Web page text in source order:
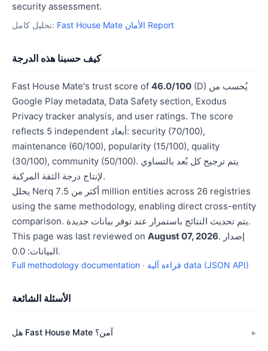
security assessment.
تحليل كامل: Fast House Mate الأمان Report
كيف حسبنا هذه الدرجة
Fast House Mate's trust score of 46.0/100 (D) يُحسب من
Google Play metadata, Data Safety section, Exodus
Privacy tracker analysis, and user ratings. The score
reflects 5 independent أبعاد: security (70/100),
maintenance (60/100), popularity (15/100), quality
(30/100), community (50/100). يتم ترجيح كل بُعد بالتساوي
لإنتاج درجة الثقة المركبة.
يحلل Nerq أكثر من 7.5 million entities across 26 registries
using the same methodology, enabling direct cross-entity
comparison. يتم تحديث النتائج باستمرار عند توفر بيانات جديدة.
This page was last reviewed on August 07, 2026. إصدار
البيانات: 0.0.
Full methodology documentation · قراءة آلية data (JSON API)
الأسئلة الشائعة
هل Fast House Mate آمن؟